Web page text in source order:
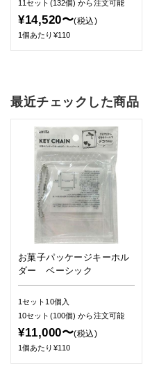
11セット(132個)から注文可能
¥14,520〜(税込)
1個あたり¥110
最近チェックした商品
お菓子パッケージキーホル
ダー ベーシック
1セット10個入
10セット(100個)から注文可能
¥11,000〜(税込)
1個あたり¥110